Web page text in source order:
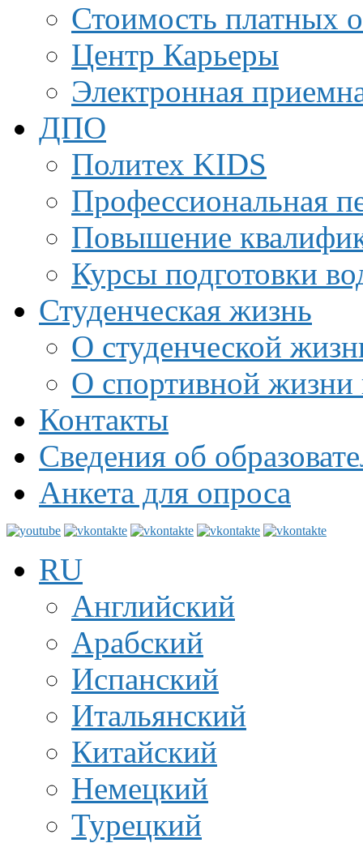
Стоимость платных
Центр Карьеры
Электронная
ДПО
Политех KIDS
Профессиональная
Повышение
Курсы подготовки
Студенческая жизнь
О студенческой
О спортивной жизни
Контакты
Сведения об
Анкета для опроса
RU
Английский
Арабский
Испанский
Итальянский
Китайский
Немецкий
Турецкий